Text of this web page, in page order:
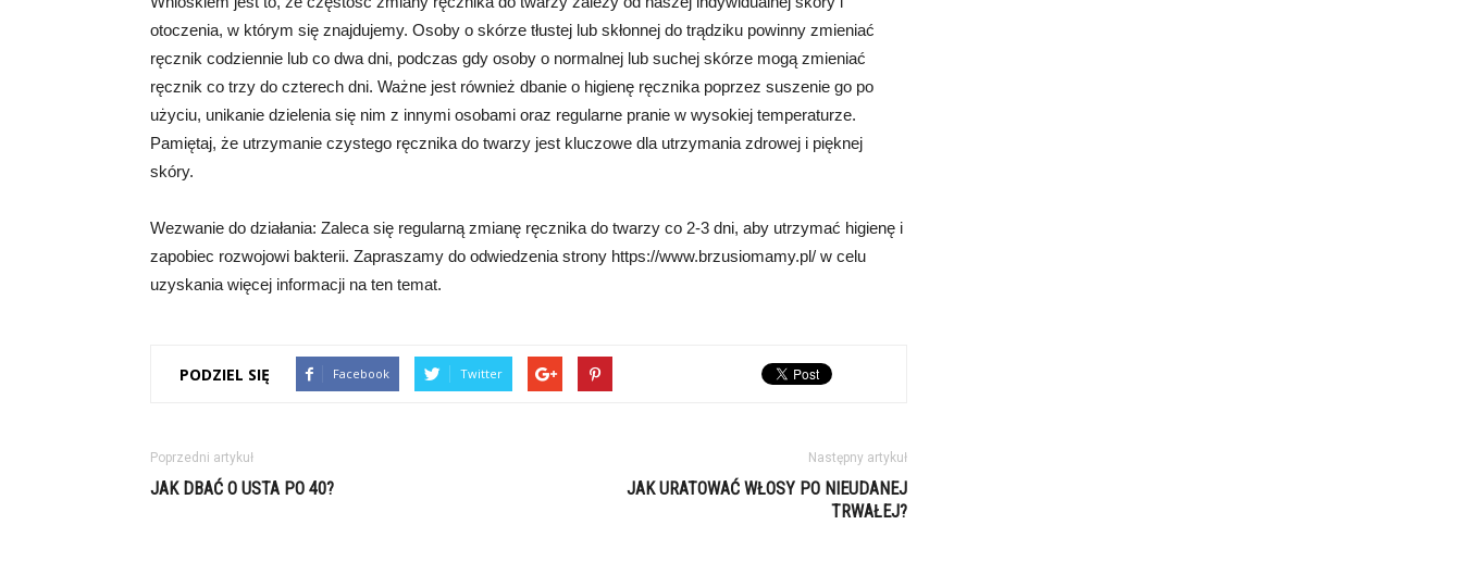
otoczenia, w którym się znajdujemy. Osoby o skórze tłustej lub skłonnej do trądziku powinny zmieniać
ręcznik codziennie lub co dwa dni, podczas gdy osoby o normalnej lub suchej skórze mogą zmieniać
ręcznik co trzy do czterech dni. Ważne jest również dbanie o higienę ręcznika poprzez suszenie go po
użyciu, unikanie dzielenia się nim z innymi osobami oraz regularne pranie w wysokiej temperaturze.
Pamiętaj, że utrzymanie czystego ręcznika do twarzy jest kluczowe dla utrzymania zdrowej i pięknej
skóry.
Wezwanie do działania: Zaleca się regularną zmianę ręcznika do twarzy co 2-3 dni, aby utrzymać higienę i
zapobiec rozwojowi bakterii. Zapraszamy do odwiedzenia strony https://www.brzusiomamy.pl/ w celu
uzyskania więcej informacji na ten temat.
PODZIEL SIĘ Facebook Twitter
Poprzedni artykuł
JAK DBAĆ O USTA PO 40?
Następny artykuł
JAK URATOWAĆ WŁOSY PO NIEUDANEJ
TRWAŁEJ?